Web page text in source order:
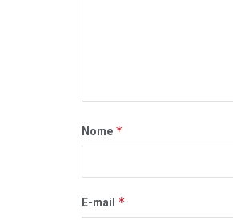
Nome *
E-mail *